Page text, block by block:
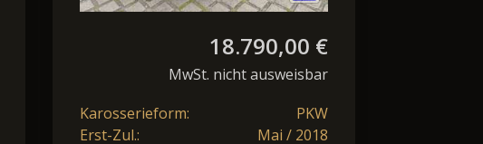
18.790,00 €
MwSt. nicht ausweisbar
Karosserieform:
PKW
Erst-Zul.:
Mai / 2018